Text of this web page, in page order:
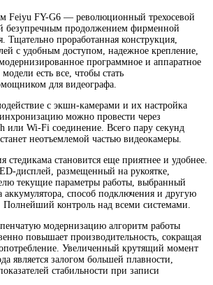
Feiyu FY-G6 — революционный трехосевой
безупречным продолжением фирменной
Тщательно проработанная конструкция,
с удобным доступом, надежное крепление,
программное и аппаратное
есть все, чтобы стать
для видеографа.
с экшн-камерами и их настройка
можно провести через
или Wi-Fi соединение. Всего пару секунд
неотъемлемой частью видеокамеры.
стедикама становится еще приятнее и удобнее.
дисплей, размещенный на рукоятке,
текущие параметры работы, выбранный
аккумулятора, способ подключения и другую
контроль над всеми системами.
модернизацию алгоритм работы
повышает производительность, сокращая
Увеличенный крутящий момент
является залогом большей плавности,
стабильности при записи